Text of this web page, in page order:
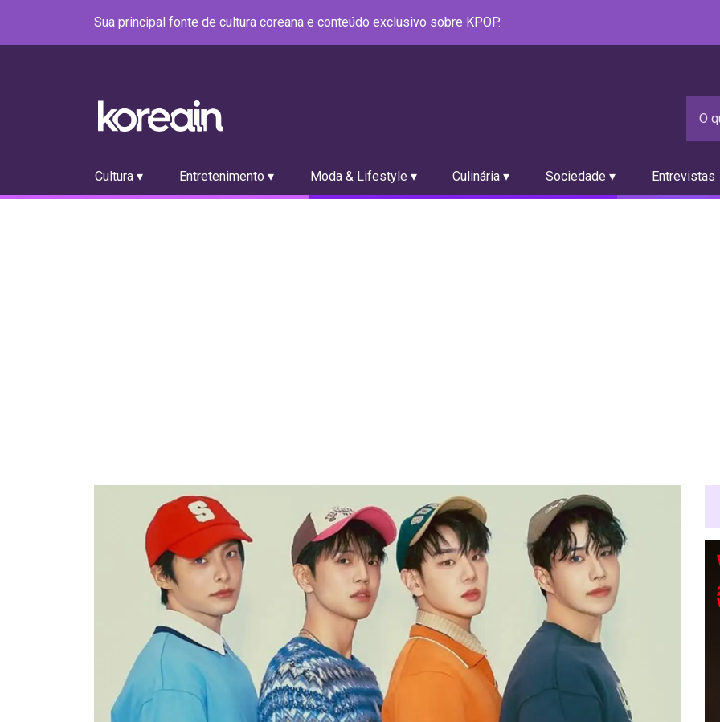
Sua principal fonte de cultura coreana e conteúdo exclusivo sobre KPOP.
Cultura ▾ Entretenimento ▾ Moda & Lifestyle ▾ Culinária ▾ Sociedade ▾ Entrevistas